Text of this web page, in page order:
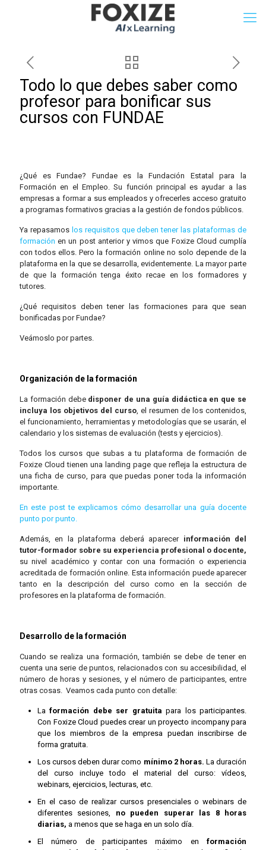
Todo lo que debes saber como
profesor para bonificar sus
cursos con FUNDAE
¿Qué es Fundae? Fundae es la Fundación Estatal para la
Formación en el Empleo. Su función principal es ayudar a las
empresas a formar a sus empleados y ofrecerles acceso gratuito
a programas formativos gracias a la gestión de fondos públicos.
Ya repasamos los requisitos que deben tener las plataformas de
formación en un post anterior y vimos que Foxize Cloud cumplía
con todos ellos. Pero la formación online no solo depende de la
plataforma en la que se desarrolla, evidentemente. La mayor parte
de que la formación tenga éxito recae en los formadores y
tutores.
¿Qué requisitos deben tener las formaciones para que sean
bonificadas por Fundae?
Veámoslo por partes.
Organización de la formación
La formación debedisponer de una guía didáctica en que se
incluya los objetivos del curso, el resumen de los contenidos,
el funcionamiento, herramientas y metodologías que se usarán, el
calendario y los sistemas de evaluación (tests y ejercicios).
Todos los cursos que subas a tu plataforma de formación de
Foxize Cloud tienen una landing page que refleja la estructura de
una ficha de curso, para que puedas poner toda la información
importante.
En este post te explicamos cómo desarrollar una guía docente
punto por punto.
Además, en la plataforma deberá aparecerinformación del
tutor-formador sobre su experiencia profesional o docente,
su nivel académico y contar con una formación o experiencia
acreditada de formación online. Esta información puede aparecer
tanto en la descripción del curso como en la sección de
profesores en la plataforma de formación.
Desarrollo de la formación
Cuando se realiza una formación, también se debe de tener en
cuenta una serie de puntos, relacionados con su accesibilidad, el
número de horas y sesiones, y el número de participantes, entre
otras cosas. Veamos cada punto con detalle:
Laformación debe ser gratuita para los participantes.
Con Foxize Cloud puedes crear un proyecto incompany para
que los miembros de la empresa puedan inscribirse de
forma gratuita.
Los cursos deben durar como mínimo 2 horas. La duración
del curso incluye todo el material del curso: vídeos,
webinars, ejercicios, lecturas, etc.
En el caso de realizar cursos presenciales o webinars de
diferentes sesiones, no pueden superar las 8 horas
diarias, a menos que se haga en un solo día.
El número de participantes máximo en formación